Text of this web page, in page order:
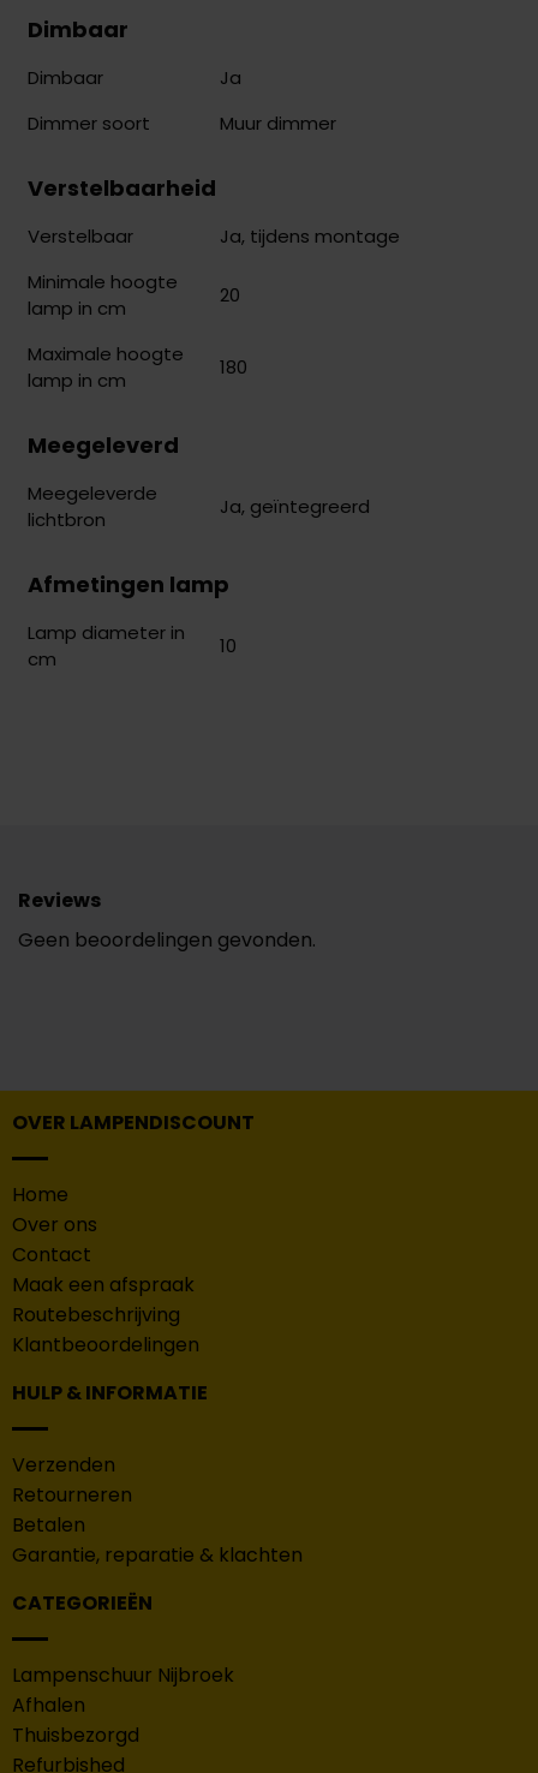
Dimbaar
Dimbaar
Ja
Dimmer soort
Muur dimmer
Verstelbaarheid
Verstelbaar
Ja, tijdens montage
Minimale hoogte
lamp in cm
20
Maximale hoogte
lamp in cm
180
Meegeleverd
Meegeleverde
lichtbron
Ja, geïntegreerd
Afmetingen lamp
Lamp diameter in
cm
10
Reviews
Geen beoordelingen gevonden.
OVER LAMPENDISCOUNT
Home
Over ons
Contact
Maak een afspraak
Routebeschrijving
Klantbeoordelingen
HULP & INFORMATIE
Verzenden
Retourneren
Betalen
Garantie, reparatie & klachten
CATEGORIEËN
Lampenschuur Nijbroek
Afhalen
Thuisbezorgd
Refurbished